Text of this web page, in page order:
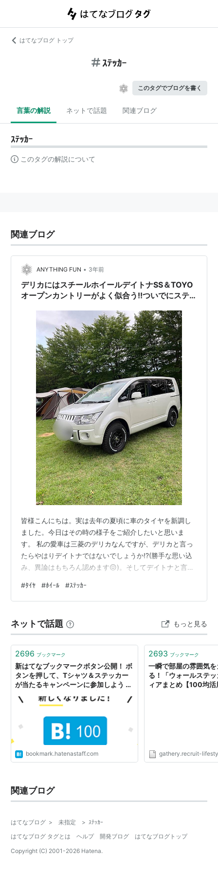
はてなブログ トップ
ｽﾃｯｶｰ
このタグでブログを書く
言葉の解説 ネットで話題 関連ブログ
ｽﾃｯｶｰ
このタグの解説について
関連ブログ
ANYTHING FUN • 3年前
デリカにはスチールホイールデイトナSS＆TOYO
オープンカントリーがよく似合う!!ついでにステ
皆様こんにちは。実は去年の夏頃に車のタイヤを新調し
ました。今日はその時の様子をご紹介したいと思いま
す。 私の愛車は三菱のデリカなんですが、デリカと言っ
たらやはりデイトナではないでしょうか!?(勝手な思い込
み、異論はもちろん認めます😖)。そしてデイトナと言っ
してから半年くらい何もしなくて後ろめたい気持ちくら
い重い💦 ホイール＆タイヤを履き替えた結果!? なぜデイ
を替えるときはサイズにご注意を!! ステッカーを貼って
オシャレでリーズナブルなカスタムを!! シールを剥がす
方法と必要なアイテム…
#ﾀｲﾔ #ﾎｲｰﾙ #ｽﾃｯｶｰ
ネットで話題 もっと見る
2696 ブックマーク
新はてなブックマークボタン公開！ ボ
タンを押して、Tシャツ＆ステッカー
が当たるキャンペーンに参加しよう -
bookmark.hatenastaff.com
2693 ブックマーク
一瞬で部屋の雰囲気
る！「ウォールステ
ィアまとめ【100均活
gathery.recruit-
関連ブログ
はてなブログ > 未指定 > ｽﾃｯｶｰ
はてなブログ タグとは
ヘルプ 開発ブログ
はてなブログトップ
Copyright (C) 2001-2026 Hatena.